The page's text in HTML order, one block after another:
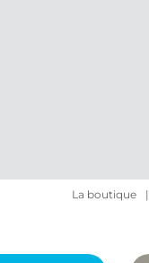
La boutique |